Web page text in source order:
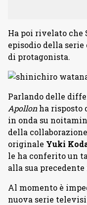
Ha poi rivelato che
episodio della serie
di protagonista.
Parlando delle
Apollonha risposto
in onda su
della
originale Yuki
le ha conferito un
alla sua precedente
Al momento è
nuova serie